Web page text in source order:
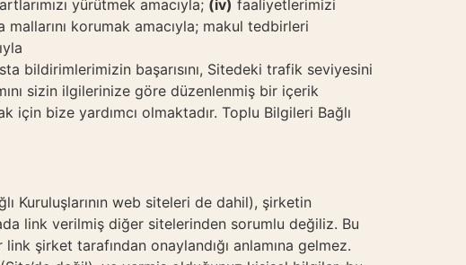
yürütmek amacıyla; (iv) faaliyetlerimizi
korumak amacıyla; makul tedbirleri
bildirimlerimizin başarısını, Sitedeki trafik seviyesini
sizin ilgilerinize göre düzenlenmiş bir içerik
bize yardımcı olmaktadır. Toplu Bilgileri Bağlı
Kuruluşlarının web siteleri de dahil), şirketin
link verilmiş diğer sitelerinden sorumlu değiliz. Bu
şirket tarafından onaylandığı anlamına gelmez.